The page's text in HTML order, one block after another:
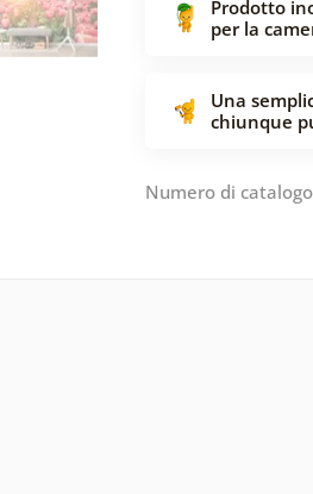
Prodotto
per la
Una
chiunque
Numero di